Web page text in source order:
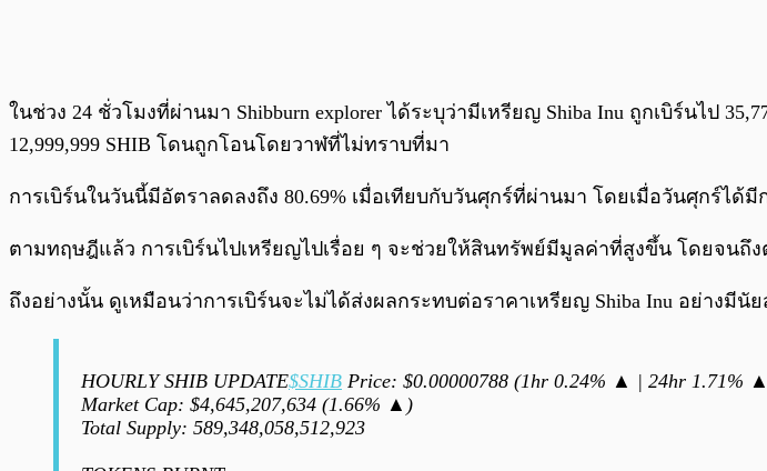
ในช่วง 24 ชั่วโมงที่ผ่านมา Shibburn explorer ได้ระบุว่ามีเหรียญ Shiba Inu ถูกเบิร์นไป
12,999,999 SHIB โดนถูกโอนโดยวาฬที่ไม่ทราบที่มา
การเบิร์นในวันนี้มีอัตราลดลงถึง 80.69% เมื่อเทียบกับวันศุกร์ที่ผ่านมา โดยเมื่อวันศุกร์ได้มี
ตามทฤษฎีแล้ว การเบิร์นไปเหรียญไปเรื่อย ๆ จะช่วยให้สินทรัพย์มีมูลค่าที่สูงขึ้น โดยจนถึง
ถึงอย่างนั้น ดูเหมือนว่าการเบิร์นจะไม่ได้ส่งผลกระทบต่อราคาเหรียญ Shiba Inu อย่างมีนั
HOURLY SHIB UPDATE$SHIB Price: $0.00000788 (1hr 0.24% ▲ | 24hr 1.71%
Market Cap: $4,645,207,634 (1.66% ▲)
Total Supply: 589,348,058,512,923